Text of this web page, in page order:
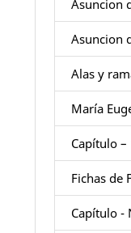
Asuncion
Asuncion
Alas y
María
Capítulo –
Fichas de
Capítulo -